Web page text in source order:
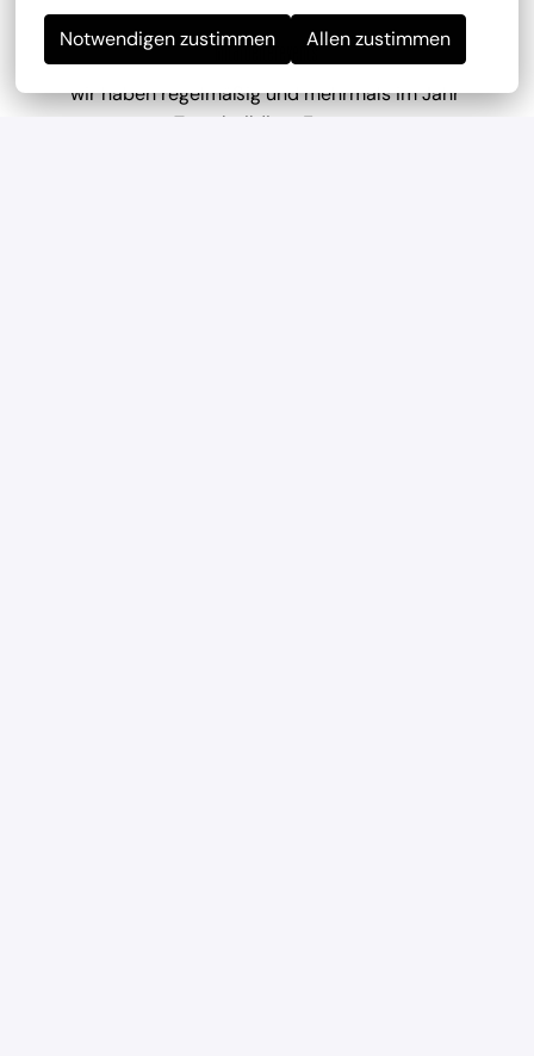
Notwendigen zustimmen Allen zustimmen
Mitarbeiterevents
wir haben regelmäßig und mehrmals im Jahr
Teambuilding-Events